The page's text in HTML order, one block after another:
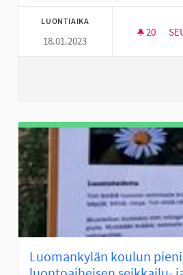
LUONTIAIKA
18.01.2023
20 20
Luomankylän koulun